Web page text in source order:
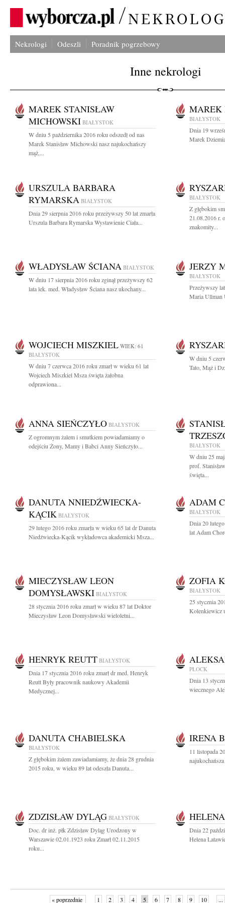
Nekrologi Odeszli Poradnik pogrzebowy
Inne nekrologi
MAREK STANISŁAW
MICHOWSKI BIAŁYSTOK
W dniu 5 października 2016 roku odszedł od nas
Marek Stanisław Michowski nasz najukochańszy
mąż,...
MAREK
BIAŁYSTOK
Dnia 19
Marek
URSZULA BARBARA
RYMARSKA BIAŁYSTOK
Dnia 29 sierpnia 2016 roku przeżywszy 50 lat zmarła
Urszula Barbara Rymarska Wystawienie Ciała...
BIAŁYSTOK
Z głębokim
21.08.2016 r.
znakomity...
WŁADYSŁAW ŚCIANA BIAŁYSTOK
W dniu 17 sierpnia 2016 roku zginął przeżywszy 62
lata lek. med. Władysław Ściana nasz ukochany...
JERZY
BIAŁYSTOK
Przeżywszy
Maria Ullman
WOJCIECH MISZKIEL WIEK: 61
BIAŁYSTOK
W dniu 7 czerwca 2016 roku zmarł w wieku 61 lat
Wojciech Miszkiel Msza święta żałobna
odprawiona...
W dniu 5
Tato, Mąż i
ANNA SIEŃCZYŁO BIAŁYSTOK
Z ogromnym żalem i smutkiem powiadamiamy o
odejściu Żony, Mamy i Babci Anny Sieńczyło...
BIAŁYSTOK
W dniu 25
prof.
święta...
DANUTA NNIEDŹWIECKA-
KĄCIK BIAŁYSTOK
29 lutego 2016 roku zmarła w wieku 65 lat dr Danuta
Niedźwiecka-Kącik wykładowca akademicki Msza...
ADAM
BIAŁYSTOK
Dnia 20
lat Adam
MIECZYSŁAW LEON
DOMYSŁAWSKI BIAŁYSTOK
28 stycznia 2016 roku zmarł w wieku 87 lat Doktor
Mieczysław Leon Domysławski wieloletni...
ZOFIA
BIAŁYSTOK
25 stycznia
Kolenkiewicz
HENRYK REUTT BIAŁYSTOK
Dnia 17 stycznia 2016 roku zmarł dr med. Henryk
Reutt Były pracownik naukowy Akademii
Medycznej...
PŁOCK
Dnia 13
wiecznego
DANUTA CHABIELSKA
BIAŁYSTOK
Z głębokim żalem zawiadamiamy, że dnia 28 grudnia
2015 roku, w wieku 89 lat odeszła Danuta...
IRENA
11 listopada
ZDZISŁAW DYLĄG BIAŁYSTOK
Doc. dr inż. płk Zdzisław Dyląg Urodzony w
Warszawie 02.01.1923 roku Zmarł 02.11.2015
roku...
Dnia 22
Helena
« poprzednie 1 2 3 4 5 6 7 8 9 10 ...